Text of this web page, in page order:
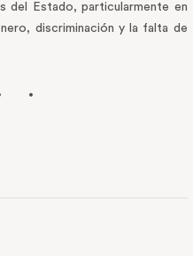
del Estado, particularmente en
discriminación y la falta de